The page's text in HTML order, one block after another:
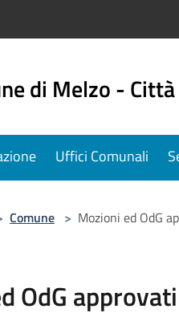
di Melzo -
Uffici Comunali
Comune > Mozioni ed OdG
OdG